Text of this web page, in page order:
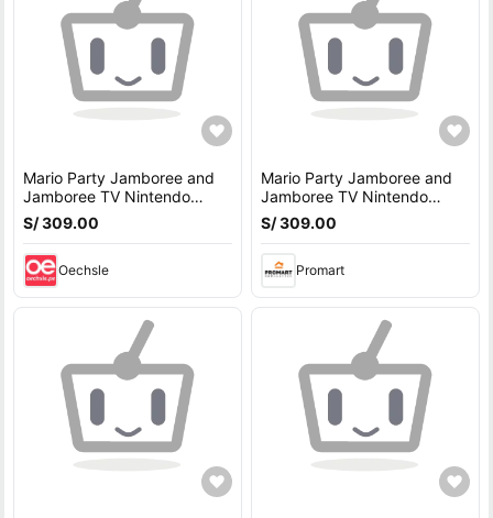
Mario Party Jamboree and
Jamboree TV Nintendo
Switch 2 Latam
S/ 309.00
Oechsle
Mario Party Jamboree and
Jamboree TV Nintendo
Switch 2 Latam
S/ 309.00
Promart